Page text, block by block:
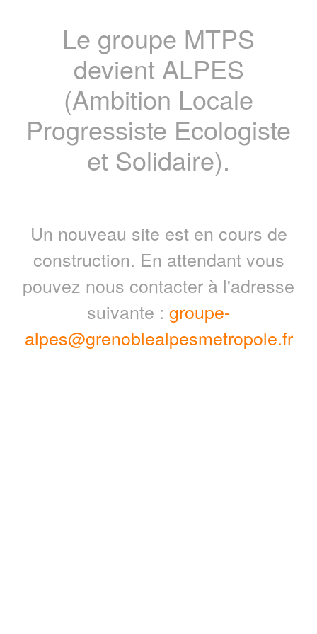
Le groupe MTPS
devient ALPES
(Ambition Locale
Progressiste Ecologiste
et Solidaire).
Un nouveau site est en cours de
construction. En attendant vous
pouvez nous contacter à l'adresse
suivante : groupe-
alpes@grenoblealpesmetropole.fr